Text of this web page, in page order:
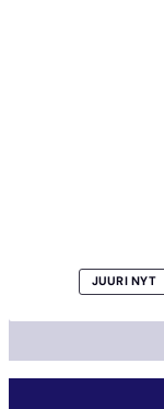
JUURI NYT